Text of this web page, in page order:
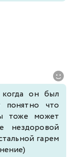
он был
что
тоже может
нездоровой
гарем